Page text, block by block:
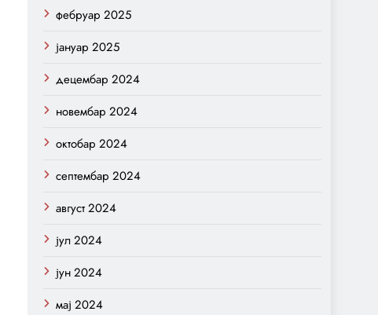
фебруар 2025
јануар 2025
децембар 2024
новембар 2024
октобар 2024
септембар 2024
август 2024
јул 2024
јун 2024
мај 2024